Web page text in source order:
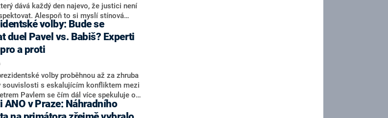
Podle něj současná koalice dosud
která by Pavlovi mohla konkurovat.
dává každý den najevo, že justici není
Alespoň to si myslí stínová
ODS Eva Decroix. V
CNN Prima NEWS si nebrala servítky
výkonu svého nástupce Jeronýma
či vládní zmocněnkyně pro lidská
Malé (ANO). Označením „svoloč“ na
prý byla ještě hodná. Decroix se také
porážce koalice Spolu či promluvila o
Martina Kuby.
duel Pavel vs. Babiš? Experti
a proti
volby proběhnou až za zhruba
souvislosti s eskalujícím konfliktem mezi
Pavlem se čím dál více spekuluje o
by do bitvy o Hrad mohla vyslat současná
političtí komentátoři znovu vytahují
ANO v Praze: Náhradního